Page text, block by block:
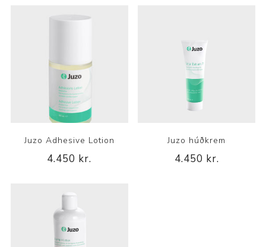
Juzo Adhesive Lotion
4.450 kr.
Juzo húðkrem
4.450 kr.